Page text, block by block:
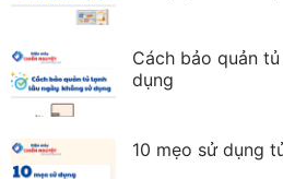
Cách bảo quản
dụng
10 mẹo sử dụng